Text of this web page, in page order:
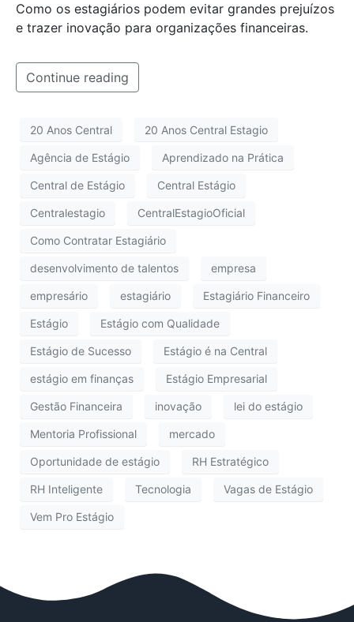
Como os estagiários podem evitar grandes prejuízos
e trazer inovação para organizações financeiras.
Continue reading
20 Anos Central 20 Anos Central Estagio
Agência de Estágio Aprendizado na Prática
Central de Estágio Central Estágio
Centralestagio CentralEstagioOficial
Como Contratar Estagiário
desenvolvimento de talentos empresa
empresário estagiário Estagiário Financeiro
Estágio Estágio com Qualidade
Estágio de Sucesso Estágio é na Central
estágio em finanças Estágio Empresarial
Gestão Financeira inovação lei do estágio
Mentoria Profissional mercado
Oportunidade de estágio RH Estratégico
RH Inteligente Tecnologia Vagas de Estágio
Vem Pro Estágio